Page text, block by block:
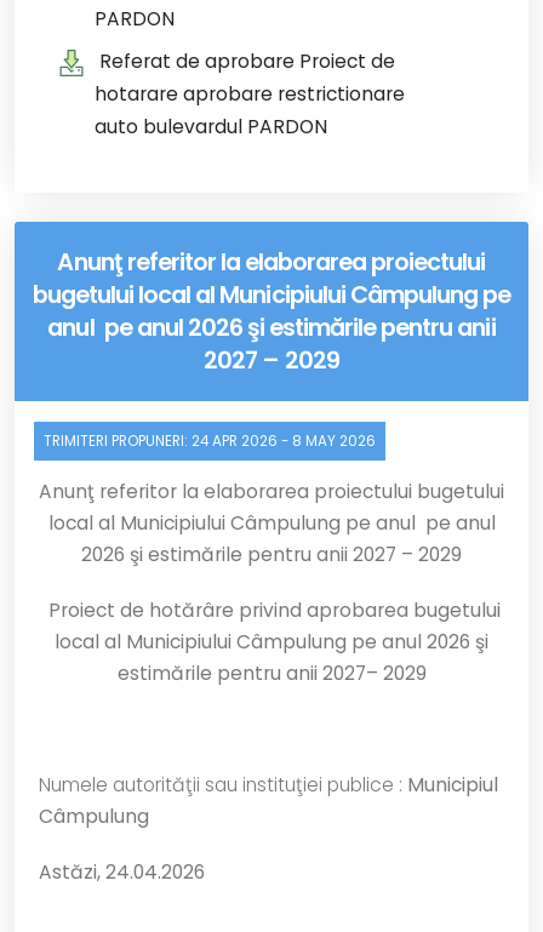
PARDON
Referat de aprobare Proiect de
hotarare aprobare restrictionare
auto bulevardul PARDON
Anunţ referitor la elaborarea proiectului
bugetului local al Municipiului Câmpulung pe
anul pe anul 2026 şi estimările pentru anii
2027 – 2029
TRIMITERI PROPUNERI: 24 APR 2026 - 8 MAY 2026
Anunţ referitor la elaborarea proiectului bugetului
local al Municipiului Câmpulung pe anul pe anul
2026 şi estimările pentru anii 2027 – 2029
Proiect de hotărâre privind aprobarea bugetului
local al Municipiului Câmpulung pe anul 2026 şi
estimările pentru anii 2027– 2029
Numele autorităţii sau instituţiei publice : Municipiul
Câmpulung
Astăzi, 24.04.2026